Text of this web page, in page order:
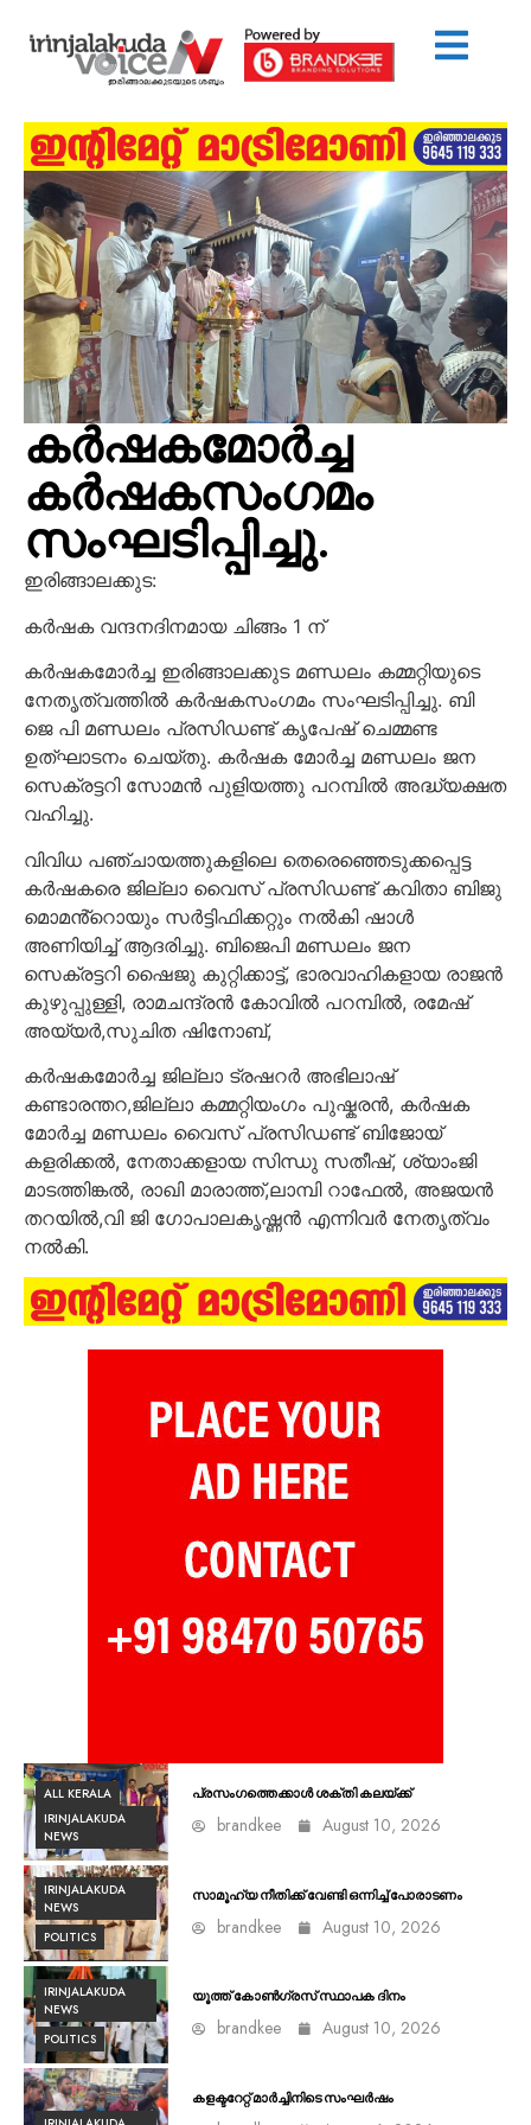
കർഷകമോർച്ച
കർഷകസംഗമം
സംഘടിപ്പിച്ചു.
ഇരിങ്ങാലക്കുട:
കർഷക വന്ദനദിനമായ ചിങ്ങം 1 ന്
കർഷകമോർച്ച ഇരിങ്ങാലക്കുട മണ്ഡലം കമ്മറ്റിയുടെ
നേതൃത്വത്തിൽ കർഷകസംഗമം സംഘടിപ്പിച്ചു. ബി
ജെ പി മണ്ഡലം പ്രസിഡണ്ട് കൃപേഷ് ചെമ്മണ്ട
ഉത്ഘാടനം ചെയ്തു. കർഷക മോർച്ച മണ്ഡലം ജന
സെക്രട്ടറി സോമൻ പുളിയത്തു പറമ്പിൽ അദ്ധ്യക്ഷത
വഹിച്ചു.
വിവിധ പഞ്ചായത്തുകളിലെ തെരെഞ്ഞെടുക്കപ്പെട്ട
കർഷകരെ ജില്ലാ വൈസ് പ്രസിഡണ്ട് കവിതാ ബിജു
മൊമൻ്റൊയും സർട്ടിഫിക്കറ്റും നൽകി ഷാൾ
അണിയിച്ച് ആദരിച്ചു. ബിജെപി മണ്ഡലം ജന
സെക്രട്ടറി ഷൈജു കുറ്റിക്കാട്ട്, ഭാരവാഹികളായ രാജൻ
കുഴുപ്പുള്ളി, രാമചന്ദ്രൻ കോവിൽ പറമ്പിൽ, രമേഷ്
അയ്യർ,സുചിത ഷിനോബ്,
കർഷകമോർച്ച ജില്ലാ ട്രഷറർ അഭിലാഷ്
കണ്ടാരന്തറ,ജില്ലാ കമ്മറ്റിയംഗം പുഷ്കരൻ, കർഷക
മോർച്ച മണ്ഡലം വൈസ് പ്രസിഡണ്ട് ബിജോയ്
കളരിക്കൽ, നേതാക്കളായ സിന്ധു സതീഷ്, ശ്യാംജി
മാടത്തിങ്കൽ, രാഖി മാരാത്ത്,ലാമ്പി റാഫേൽ, അജയൻ
തറയിൽ,വി ജി ഗോപാലകൃഷ്ണൻ എന്നിവർ നേതൃത്വം
നൽകി.
ALL KERALA
IRINJALAKUDA
NEWS
പ്രസംഗത്തെക്കാൾ ശക്തി കലയ്ക്ക്
brandkee August 10, 2026
IRINJALAKUDA
NEWS
POLITICS
സാമൂഹ്യ നീതിക്ക് വേണ്ടി ഒന്നിച്ച് പോരാടണം
brandkee August 10, 2026
IRINJALAKUDA
NEWS
POLITICS
യൂത്ത് കോൺഗ്രസ്‌ സ്ഥാപക ദിനം
brandkee August 10, 2026
കളക്ടറേറ്റ് മാർച്ചിനിടെ സംഘർഷം